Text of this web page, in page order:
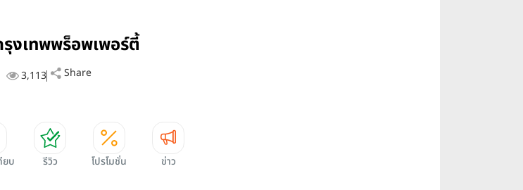
งเทพพร็อพเพอร์ตี้
3,113 Share
ยบ รีวิว โปรโมชั่น ข่าว